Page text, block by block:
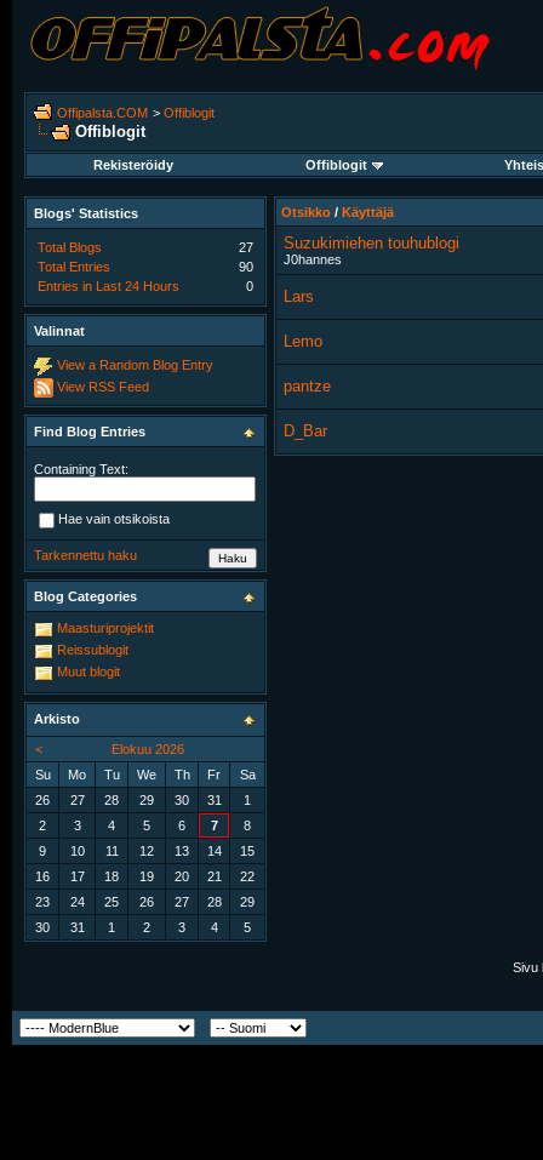
Offipalsta.COM > Offiblogit
Offiblogit
Rekisteröidy Offiblogit
Otsikko / Käyttäjä
Suzukimiehen touhublogi
J0hannes
Lars
Lemo
pantze
D_Bar
Blogs' Statistics
Total Blogs
27
Total Entries
90
Entries in Last 24 Hours
0
Valinnat
View a Random Blog Entry
View RSS Feed
Find Blog Entries
Containing Text:
Hae vain otsikoista
Tarkennettu haku
Blog Categories
Maasturiprojektit
Reissublogit
Muut blogit
Arkisto
<
Elokuu 2026
Su
Mo Tu We Th Fr
Sa
26
27 28 29 30 31
1
2
3 4 5 6 7
8
9
10 11 12 13 14
15
16
17 18 19 20 21
22
23
24 25 26 27 28
29
30
31 1 2 3 4 5
Sivu